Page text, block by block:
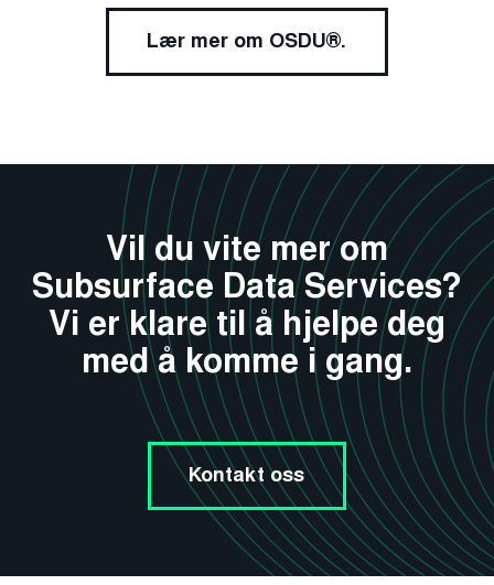
Lær mer om OSDU®.
Kontakt oss
Vil du vite mer om
Subsurface Data Services?
Vi er klare til å hjelpe deg
med å komme i gang.